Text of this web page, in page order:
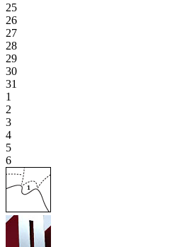
25
26
27
28
29
30
31
1
2
3
4
5
6